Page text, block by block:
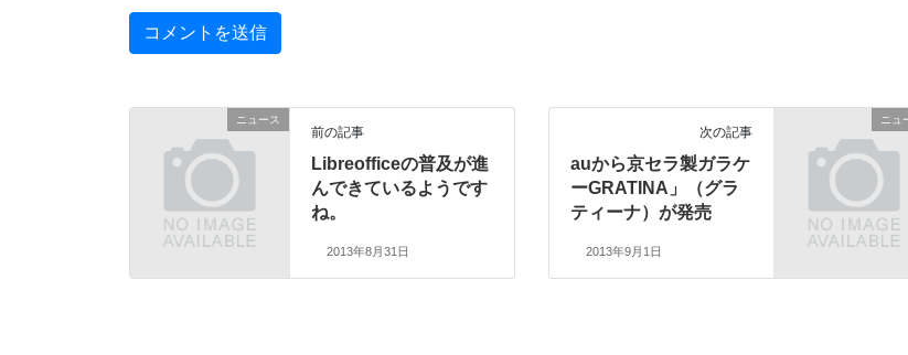
ニュース
前の記事
Libreofficeの普及が進
んできているようです
ね。
2013年8月31日
ニュ
次の記事
auから京セラ製ガラケ
ーGRATINA」（グラ
ティーナ）が発売
2013年9月1日